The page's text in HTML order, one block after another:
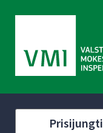
Prisijungti